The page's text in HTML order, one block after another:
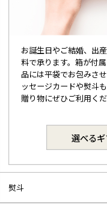
お誕生日やご結婚、出
料で承ります。箱が付
品には平袋でお包みさ
ッセージカードや熨斗
贈り物にぜひご利用くだ
選べる
熨斗